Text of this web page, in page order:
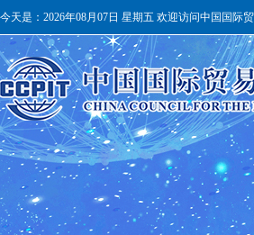
今天是： 2026年08月07日 星期五 欢迎访问中国国际